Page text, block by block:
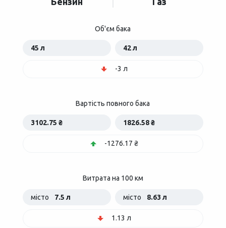
Об'єм бака
45 л 42 л
-3 л
Вартість повного бака
3102.75 ₴ 1826.58 ₴
-1276.17 ₴
Витрата на 100 км
місто 7.5 л місто 8.63 л
1.13 л